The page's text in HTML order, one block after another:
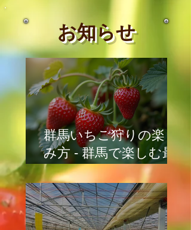
お知らせ
群馬いちご狩りの楽し
み方 - 群馬で楽しむ最
高のいちご狩り体験